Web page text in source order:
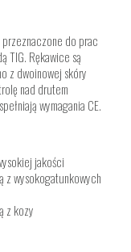
do prac
TIG. Rękawice są
z dwoinowej skóry
nad drutem
wymagania CE.
jakości
z wysokogatunkowych
z kozy